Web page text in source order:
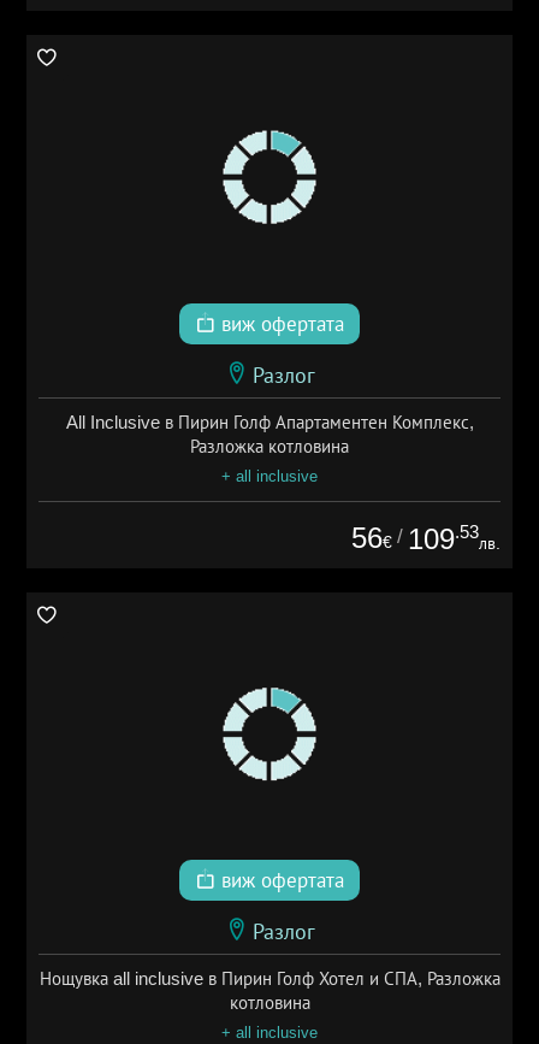
виж офертата
Разлог
All Inclusive в Пирин Голф Апартаментен Комплекс,
Разложка котловина
+ all inclusive
56€ / 109.53
лв.
виж офертата
Разлог
Нощувка all inclusive в Пирин Голф Хотел и СПА, Разложка
котловина
+ all inclusive